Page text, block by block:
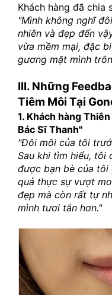
Khách hàng đã chia
"Mình không nghĩ
nhiên và đẹp đến
vừa mềm mại, đặc
gương mặt mình
III. Những
Tiêm Môi Tại
1. Khách hàng
Bác Sĩ Thanh"
"Đôi môi của tôi
Sau khi tìm hiểu, tôi
được bạn bè của tôi
quả thực sự vượt
đẹp mà còn rất tự
mình tươi tắn hơn."